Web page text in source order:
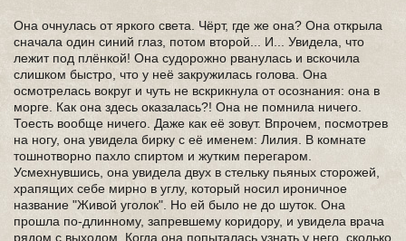
Она очнулась от яркого света. Чёрт, где же она? Она открыла
сначала один синий глаз, потом второй... И... Увидела, что
лежит под плёнкой! Она судорожно рванулась и вскочила
слишком быстро, что у неё закружилась голова. Она
осмотрелась вокруг и чуть не вскрикнула от осознания: она в
морге. Как она здесь оказалась?! Она не помнила ничего.
Тоесть вообще ничего. Даже как её зовут. Впрочем, посмотрев
на ногу, она увидела бирку с её именем: Лилия. В комнате
тошнотворно пахло спиртом и жутким перегаром.
Усмехнувшись, она увидела двух в стельку пьяных сторожей,
храпящих себе мирно в углу, который носил ироничное
название "Живой уголок". Но ей было не до шуток. Она
прошла по-длинному, запревшему коридору, и увидела врача
рядом с выходом. Когда она попыталась узнать у него, сколько